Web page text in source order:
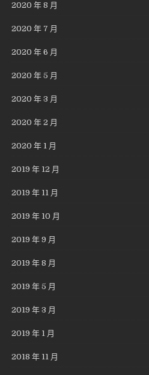
2020 年 8 月
2020 年 7 月
2020 年 6 月
2020 年 5 月
2020 年 3 月
2020 年 2 月
2020 年 1 月
2019 年 12 月
2019 年 11 月
2019 年 10 月
2019 年 9 月
2019 年 8 月
2019 年 5 月
2019 年 3 月
2019 年 1 月
2018 年 11 月